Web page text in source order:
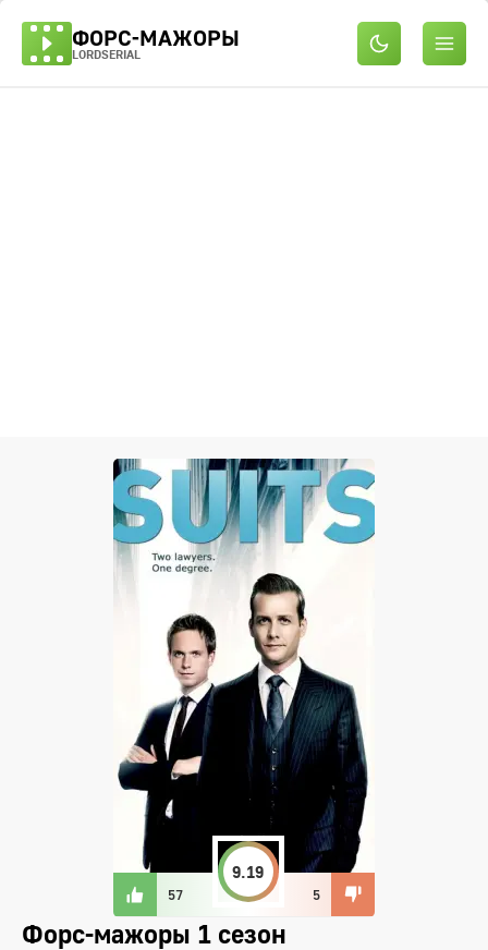
ФОРС-МАЖОРЫ
LORDSERIAL
57
9.19
5
Форс-мажоры 1 сезон